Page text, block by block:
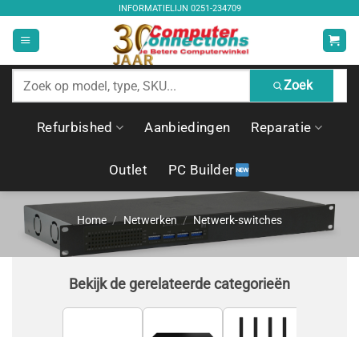
inhoud
INFORMATIELIJN 0251-234709
Zoek
producten
Zoek
Refurbished Aanbiedingen Reparatie
Outlet PC Builder
Home / Netwerken / Netwerk-switches
Bekijk de gerelateerde categorieën